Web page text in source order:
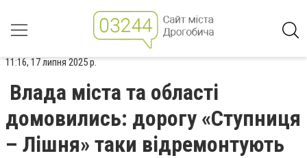
11:16, 17 липня 2025 р.
Влада міста та області
домовились: дорогу «Ступниця
– Лішня» таки відремонтують